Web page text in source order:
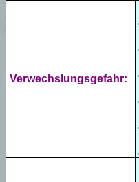
Verwechslungsgefahr: